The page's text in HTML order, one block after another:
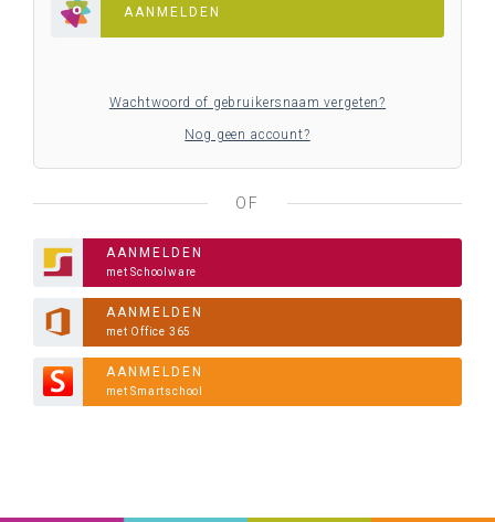
AANMELDEN
Wachtwoord of gebruikersnaam vergeten?
Nog geen account?
OF
AANMELDEN
met Schoolware
AANMELDEN
met Office 365
AANMELDEN
met Smartschool